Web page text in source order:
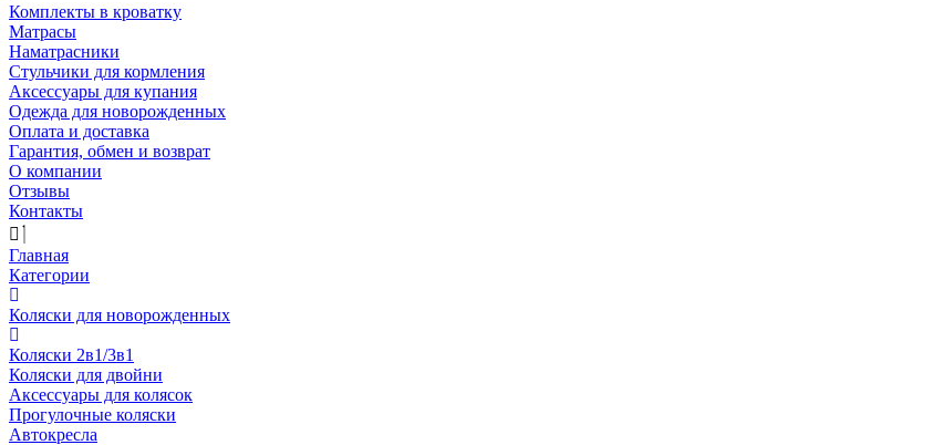
Комплекты в кроватку
Матрасы
Наматрасники
Стульчики для кормления
Аксессуары для купания
Одежда для новорожденных
Оплата и доставка
Гарантия, обмен и возврат
О компании
Отзывы
Контакты
Главная
Категории
Коляски для новорожденных
Коляски 2в1/3в1
Коляски для двойни
Аксессуары для колясок
Прогулочные коляски
Автокресла